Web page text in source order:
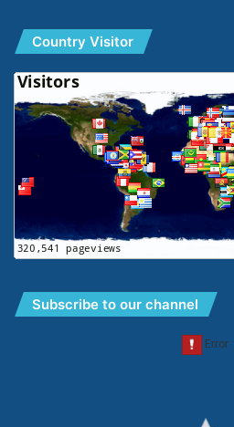
Country Visitor
Subscribe to our channel